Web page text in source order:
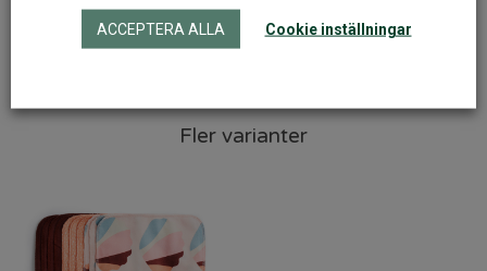
Fler varianter
ACCEPTERA ALLA Cookie inställningar